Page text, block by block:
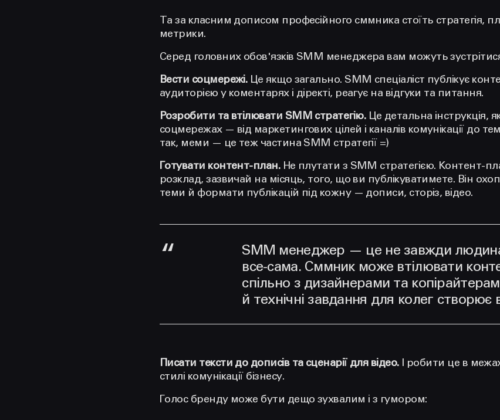
Та за класним дописом професійного сммника стоїть стратегія,
метрики.
Серед головних обов'язків SMM менеджера вам можуть зустрітися
Вести соцмережі. Це якщо загально. SMM спеціаліст публікує
аудиторією у коментарях і діректі, реагує на відгуки та питання.
Розробити та втілювати SMM стратегію. Це детальна інструкція,
соцмережах — від маркетингових цілей і каналів комунікації до
так, меми — це теж частина SMM стратегії =)
Готувати контент-план. Не плутати з SMM стратегією. Контент-
розклад, зазвичай на місяць, того, що ви публікуватимете. Він
теми й формати публікацій під кожну — дописи, сторіз, відео.
SMM менеджер — це не завжди
все-сама. Сммник може втілювати
спільно з дизайнерами та
й технічні завдання для колег створює
Писати тексти до дописів та сценарії для відео.І робити це в
стилі комунікації бізнесу.
Голос бренду може бути дещо зухвалим і з гумором: